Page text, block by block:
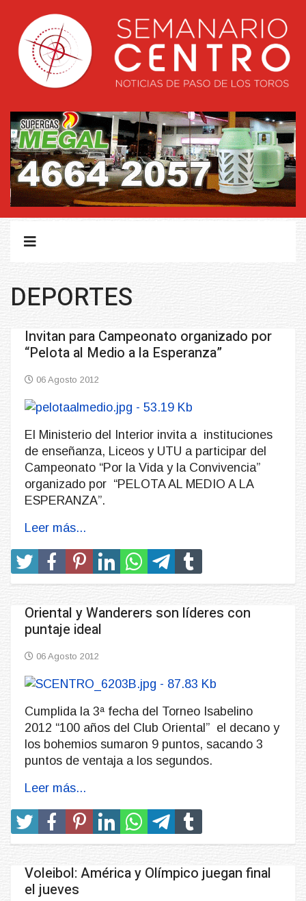
DEPORTES
Invitan para Campeonato organizado por
“Pelota al Medio a la Esperanza”
06 Agosto 2012
El Ministerio del Interior invita a instituciones
de enseñanza, Liceos y UTU a participar del
Campeonato “Por la Vida y la Convivencia”
organizado por “PELOTA AL MEDIO A LA
ESPERANZA”.
Leer más...
Oriental y Wanderers son líderes con
puntaje ideal
06 Agosto 2012
Cumplida la 3ª fecha del Torneo Isabelino
2012 “100 años del Club Oriental” el decano y
los bohemios sumaron 9 puntos, sacando 3
puntos de ventaja a los segundos.
Leer más...
Voleibol: América y Olímpico juegan final
el jueves